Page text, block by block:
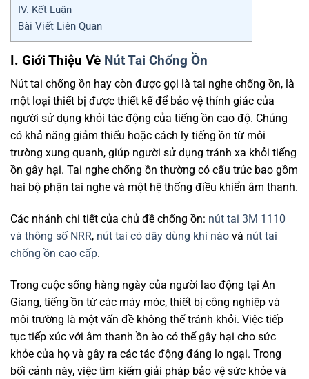
IV. Kết Luận
Bài Viết Liên Quan
I. Giới Thiệu Về Nút Tai Chống Ồn
Nút tai chống ồn hay còn được gọi là tai nghe chống ồn, là
một loại thiết bị được thiết kế để bảo vệ thính giác của
người sử dụng khỏi tác động của tiếng ồn cao độ. Chúng
có khả năng giảm thiểu hoặc cách ly tiếng ồn từ môi
trường xung quanh, giúp người sử dụng tránh xa khỏi tiếng
ồn gây hại. Tai nghe chống ồn thường có cấu trúc bao gồm
hai bộ phận tai nghe và một hệ thống điều khiển âm thanh.
Các nhánh chi tiết của chủ đề chống ồn: nút tai 3M 1110
và thông số NRR, nút tai có dây dùng khi nào và nút tai
chống ồn cao cấp.
Trong cuộc sống hàng ngày của người lao động tại An
Giang, tiếng ồn từ các máy móc, thiết bị công nghiệp và
môi trường là một vấn đề không thể tránh khỏi. Việc tiếp
tục tiếp xúc với âm thanh ồn ào có thể gây hại cho sức
khỏe của họ và gây ra các tác động đáng lo ngại. Trong
bối cảnh này, việc tìm kiếm giải pháp bảo vệ sức khỏe và